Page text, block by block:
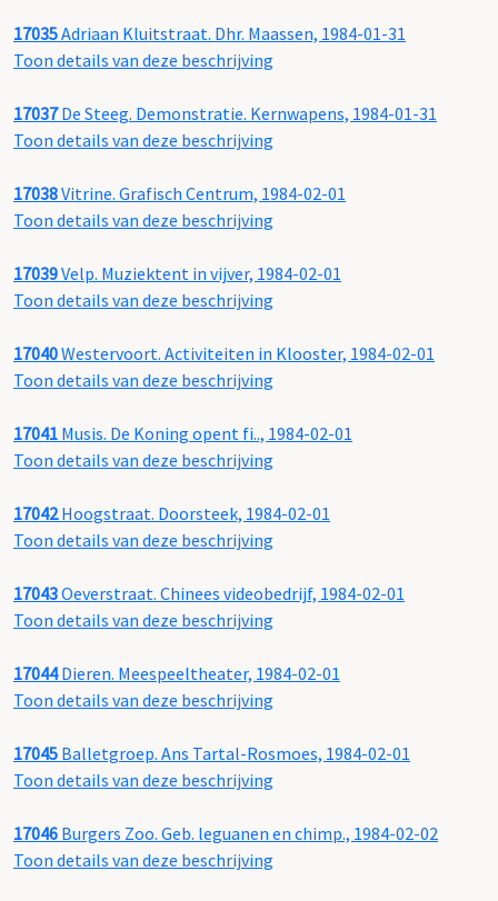
17035Adriaan Kluitstraat. Dhr. Maassen, 1984-01-31
Toon details van deze beschrijving
17037De Steeg. Demonstratie. Kernwapens, 1984-01-31
Toon details van deze beschrijving
17038Vitrine. Grafisch Centrum, 1984-02-01
Toon details van deze beschrijving
17039Velp. Muziektent in vijver, 1984-02-01
Toon details van deze beschrijving
17040Westervoort. Activiteiten in Klooster, 1984-02-01
Toon details van deze beschrijving
17041 Musis. De Koning opent fi.., 1984-02-01
Toon details van deze beschrijving
17042Hoogstraat. Doorsteek, 1984-02-01
Toon details van deze beschrijving
17043Oeverstraat. Chinees videobedrijf, 1984-02-01
Toon details van deze beschrijving
17044Dieren. Meespeeltheater, 1984-02-01
Toon details van deze beschrijving
17045 Balletgroep. Ans Tartal-Rosmoes, 1984-02-01
Toon details van deze beschrijving
17046 Burgers Zoo. Geb. leguanen en chimp., 1984-02-02
Toon details van deze beschrijving